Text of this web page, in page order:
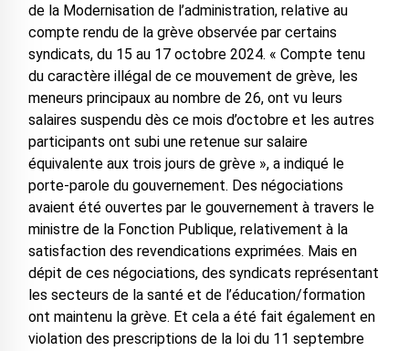
de la Modernisation de l’administration, relative au
compte rendu de la grève observée par certains
syndicats, du 15 au 17 octobre 2024. « Compte tenu
du caractère illégal de ce mouvement de grève, les
meneurs principaux au nombre de 26, ont vu leurs
salaires suspendu dès ce mois d’octobre et les autres
participants ont subi une retenue sur salaire
équivalente aux trois jours de grève », a indiqué le
porte-parole du gouvernement. Des négociations
avaient été ouvertes par le gouvernement à travers le
ministre de la Fonction Publique, relativement à la
satisfaction des revendications exprimées. Mais en
dépit de ces négociations, des syndicats représentant
les secteurs de la santé et de l’éducation/formation
ont maintenu la grève. Et cela a été fait également en
violation des prescriptions de la loi du 11 septembre